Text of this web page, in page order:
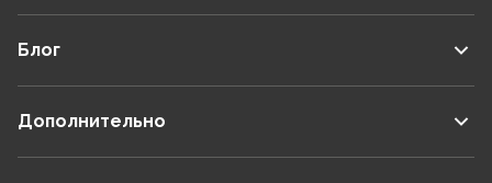
Блог
Дополнительно